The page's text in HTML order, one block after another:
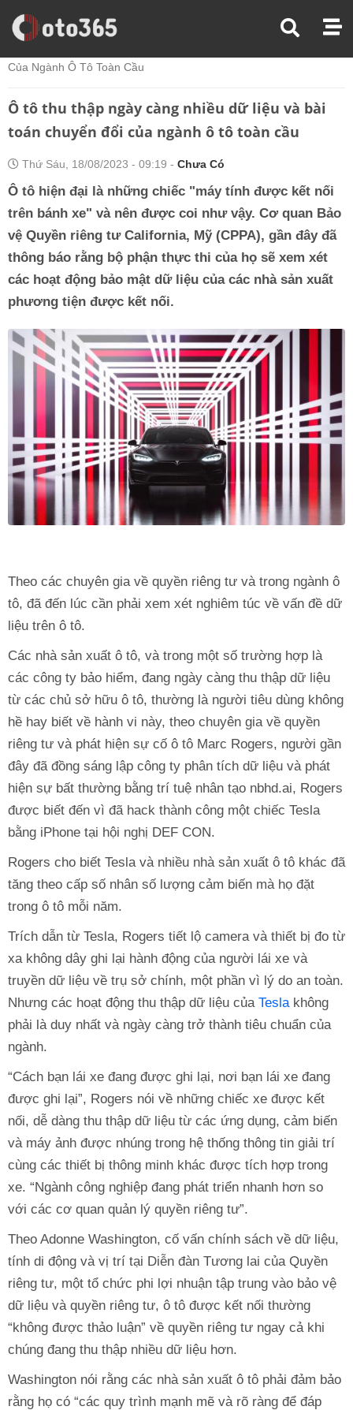
Trang Chủ
Kiến Thức Xe
Của Ngành Ô Tô Toàn Cầu
Ô tô thu thập ngày càng nhiều dữ liệu và bài
toán chuyển đổi của ngành ô tô toàn cầu
Thứ Sáu, 18/08/2023 - 09:19 - Chưa Có
Ô tô hiện đại là những chiếc "máy tính được kết nối
trên bánh xe" và nên được coi như vậy. Cơ quan Bảo
vệ Quyền riêng tư California, Mỹ (CPPA), gần đây đã
thông báo rằng bộ phận thực thi của họ sẽ xem xét
các hoạt động bảo mật dữ liệu của các nhà sản xuất
phương tiện được kết nối.
Theo các chuyên gia về quyền riêng tư và trong ngành ô
tô, đã đến lúc cần phải xem xét nghiêm túc về vấn đề dữ
liệu trên ô tô.
Các nhà sản xuất ô tô, và trong một số trường hợp là
các công ty bảo hiểm, đang ngày càng thu thập dữ liệu
từ các chủ sở hữu ô tô, thường là người tiêu dùng không
hề hay biết về hành vi này, theo chuyên gia về quyền
riêng tư và phát hiện sự cố ô tô Marc Rogers, người gần
đây đã đồng sáng lập công ty phân tích dữ liệu và phát
hiện sự bất thường bằng trí tuệ nhân tạo nbhd.ai, Rogers
được biết đến vì đã hack thành công một chiếc Tesla
bằng iPhone tại hội nghị DEF CON.
Rogers cho biết Tesla và nhiều nhà sản xuất ô tô khác đã
tăng theo cấp số nhân số lượng cảm biến mà họ đặt
trong ô tô mỗi năm.
Trích dẫn từ Tesla, Rogers tiết lộ camera và thiết bị đo từ
xa không dây ghi lại hành động của người lái xe và
truyền dữ liệu về trụ sở chính, một phần vì lý do an toàn.
Nhưng các hoạt động thu thập dữ liệu của Tesla không
phải là duy nhất và ngày càng trở thành tiêu chuẩn của
ngành.
“Cách bạn lái xe đang được ghi lại, nơi bạn lái xe đang
được ghi lại”, Rogers nói về những chiếc xe được kết
nối, dễ dàng thu thập dữ liệu từ các ứng dụng, cảm biến
và máy ảnh được nhúng trong hệ thống thông tin giải trí
cùng các thiết bị thông minh khác được tích hợp trong
xe. “Ngành công nghiệp đang phát triển nhanh hơn so
với các cơ quan quản lý quyền riêng tư”.
Theo Adonne Washington, cố vấn chính sách về dữ liệu,
tính di động và vị trí tại Diễn đàn Tương lai của Quyền
riêng tư, một tổ chức phi lợi nhuận tập trung vào bảo vệ
dữ liệu và quyền riêng tư, ô tô được kết nối thường
“không được thảo luận” về quyền riêng tư ngay cả khi
chúng đang thu thập nhiều dữ liệu hơn.
Washington nói rằng các nhà sản xuất ô tô phải đảm bảo
rằng họ có “các quy trình mạnh mẽ và rõ ràng để đáp